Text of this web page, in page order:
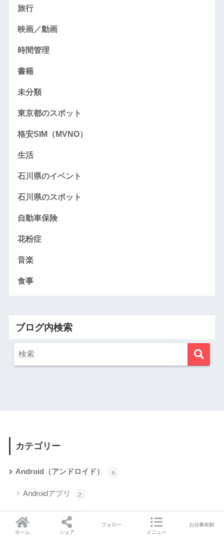
旅行
映画／動画
時間管理
書籍
未分類
東京都のスポット
格安SIM（MVNO）
生活
石川県のイベント
石川県のスポット
自動車保険
花粉症
音楽
食事
ブログ内検索
カテゴリー
Android（アンドロイド） 6
Androidアプリ 2
Xperia Z Ultra
Apple
ホーム シェア
フォロー
メニュー
お仕事依頼